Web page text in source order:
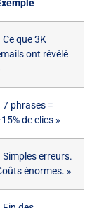
Ce que 3K
ont révélé
7 phrases =
de clics »
Simples erreurs.
énormes. »